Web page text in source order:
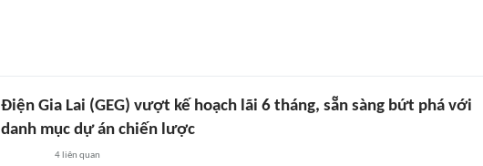
Điện Gia Lai (GEG) vượt kế hoạch lãi 6 tháng, sẵn sàng bứt phá với
danh mục dự án chiến lược
4 liên quan